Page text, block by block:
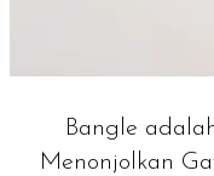
Bangle
Menonjolkan